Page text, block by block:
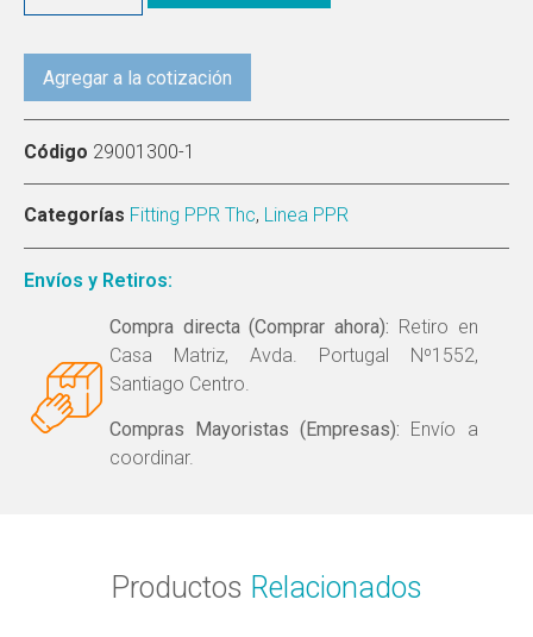
Agregar a la cotización
Código 29001300-1
Categorías Fitting PPR Thc, Linea PPR
Envíos y Retiros:
Compra directa (Comprar ahora): Retiro en
Casa Matriz, Avda. Portugal Nº1552,
Santiago Centro.
Compras Mayoristas (Empresas): Envío a
coordinar.
Productos Relacionados